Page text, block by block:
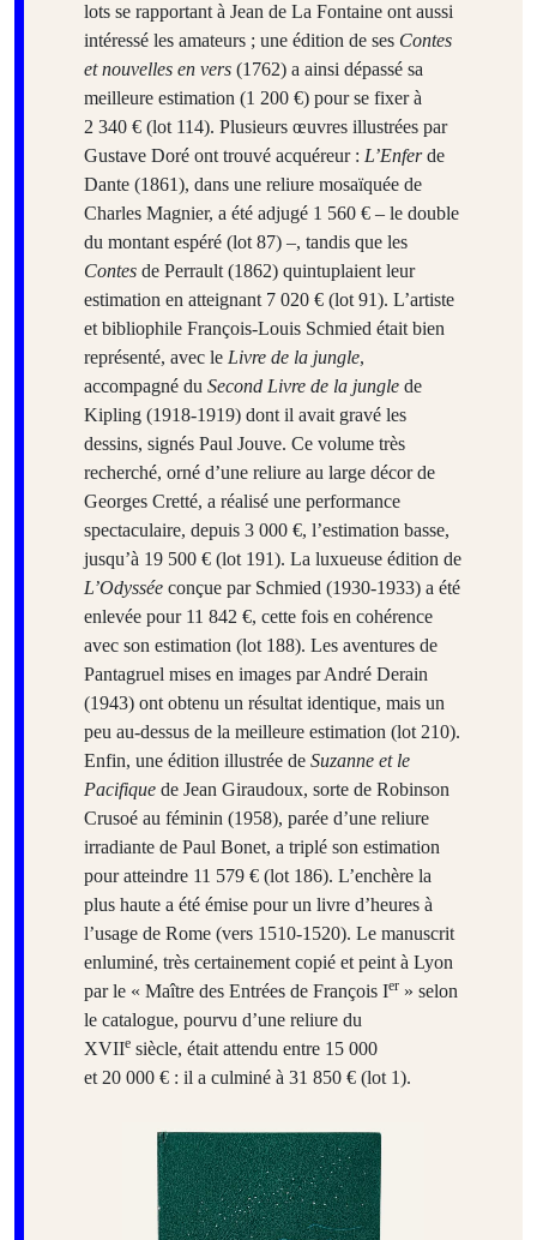
lots se rapportant à Jean de La Fontaine ont aussi
intéressé les amateurs ; une édition de ses Contes
et nouvelles en vers (1762) a ainsi dépassé sa
meilleure estimation (1 200 €) pour se fixer à
2 340 € (lot 114). Plusieurs œuvres illustrées par
Gustave Doré ont trouvé acquéreur : L’Enferde
Dante (1861), dans une reliure mosaïquée de
Charles Magnier, a été adjugé 1 560 € – le double
du montant espéré (lot 87) –, tandis que les
Contes de Perrault (1862) quintuplaient leur
estimation en atteignant 7 020 € (lot 91). L’artiste
et bibliophile François-Louis Schmied était bien
représenté, avec le Livre de la jungle,
accompagné du Second Livre de la jungle de
Kipling (1918-1919) dont il avait gravé les
dessins, signés Paul Jouve. Ce volume très
recherché, orné d’une reliure au large décor de
Georges Cretté, a réalisé une performance
spectaculaire, depuis 3 000 €, l’estimation basse,
jusqu’à 19 500 € (lot 191). La luxueuse édition de
L’Odyssée conçue par Schmied (1930-1933) a été
enlevée pour 11 842 €, cette fois en cohérence
avec son estimation (lot 188). Les aventures de
Pantagruel mises en images par André Derain
(1943) ont obtenu un résultat identique, mais un
peu au-dessus de la meilleure estimation (lot 210).
Enfin, une édition illustrée de Suzanne et le
Pacifique de Jean Giraudoux, sorte de Robinson
Crusoé au féminin (1958), parée d’une reliure
irradiante de Paul Bonet, a triplé son estimation
pour atteindre 11 579 € (lot 186). L’enchère la
plus haute a été émise pour un livre d’heures à
l’usage de Rome (vers 1510-1520). Le manuscrit
enluminé, très certainement copié et peint à Lyon
par le « Maître des Entrées de François Ier » selon
le catalogue, pourvu d’une reliure du
XVIIe siècle, était attendu entre 15 000
et 20 000 € : il a culminé à 31 850 € (lot 1).